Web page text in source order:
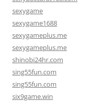
sexygame
sexygame1688
sexygameplus.me
sexygameplus.me
shinobi24hr.com
sing55fun.com
sing55fun.com
six9game.win